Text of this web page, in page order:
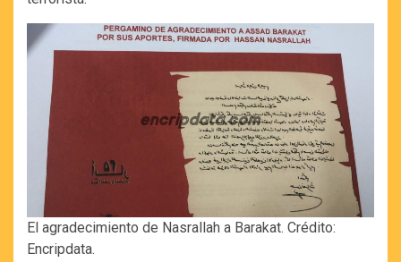
El agradecimiento de Nasrallah a Barakat. Crédito:
Encripdata.